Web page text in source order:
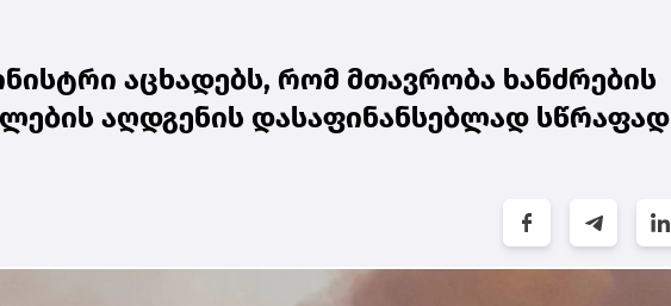
აცხადებს, რომ მთავრობა ხანძრების
აღდგენის დასაფინანსებლად სწრაფად